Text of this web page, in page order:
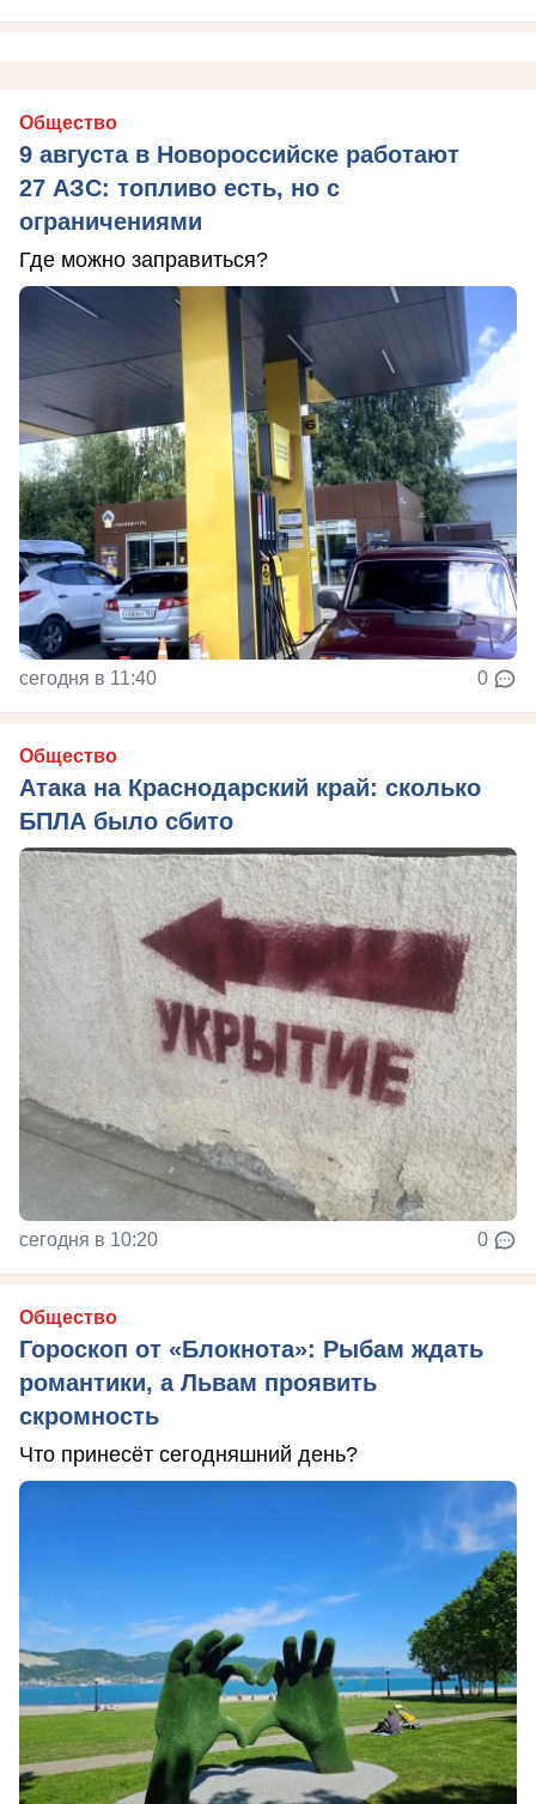
Общество
9 августа в Новороссийске работают
27 АЗС: топливо есть, но с
ограничениями
Где можно заправиться?
сегодня в 11:40 0
Общество
Атака на Краснодарский край: сколько
БПЛА было сбито
сегодня в 10:20 0
Общество
Гороскоп от «Блокнота»: Рыбам ждать
романтики, а Львам проявить
скромность
Что принесёт сегодняшний день?